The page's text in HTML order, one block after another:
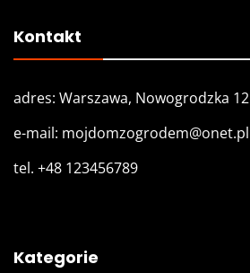
Kontakt
adres: Warszawa, Nowogrodzka 12
e-mail: mojdomzogrodem@onet.pl
tel. +48 123456789
Kategorie